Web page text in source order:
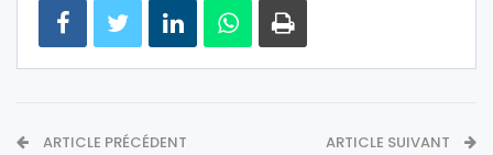
ARTICLE PRÉCÉDENT ARTICLE SUIVANT